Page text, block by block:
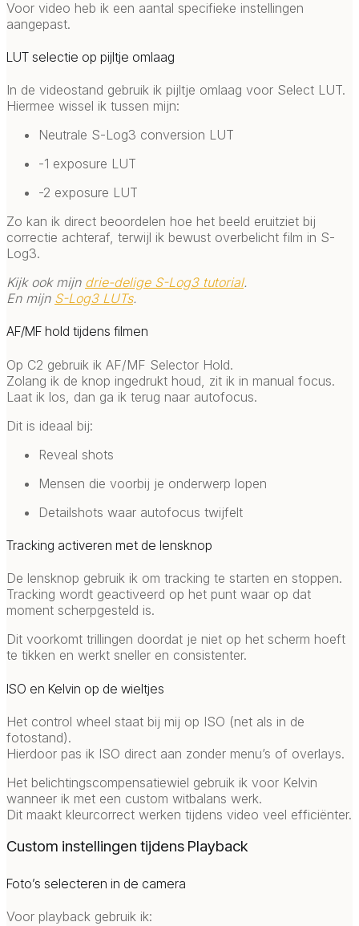
Voor video heb ik een aantal specifieke instellingen
aangepast.
LUT selectie op pijltje omlaag
In de videostand gebruik ik pijltje omlaag voor Select LUT.
Hiermee wissel ik tussen mijn:
Neutrale S-Log3 conversion LUT
-1 exposure LUT
-2 exposure LUT
Zo kan ik direct beoordelen hoe het beeld eruitziet bij
correctie achteraf, terwijl ik bewust overbelicht film in S-
Log3.
Kijk ook mijn drie-delige S-Log3 tutorial.
En mijn S-Log3 LUTs.
AF/MF hold tijdens filmen
Op C2 gebruik ik AF/MF Selector Hold.
Zolang ik de knop ingedrukt houd, zit ik in manual focus.
Laat ik los, dan ga ik terug naar autofocus.
Dit is ideaal bij:
Reveal shots
Mensen die voorbij je onderwerp lopen
Detailshots waar autofocus twijfelt
Tracking activeren met de lensknop
De lensknop gebruik ik om tracking te starten en stoppen.
Tracking wordt geactiveerd op het punt waar op dat
moment scherpgesteld is.
Dit voorkomt trillingen doordat je niet op het scherm hoeft
te tikken en werkt sneller en consistenter.
ISO en Kelvin op de wieltjes
Het control wheel staat bij mij op ISO (net als in de
fotostand).
Hierdoor pas ik ISO direct aan zonder menu’s of overlays.
Het belichtingscompensatiewiel gebruik ik voor Kelvin
wanneer ik met een custom witbalans werk.
Dit maakt kleurcorrect werken tijdens video veel efficiënter.
Custom instellingen tijdens Playback
Foto’s selecteren in de camera
Voor playback gebruik ik: